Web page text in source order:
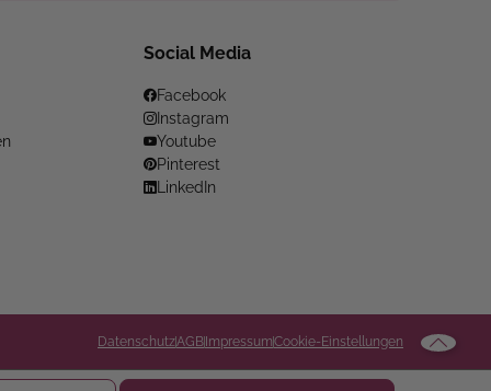
Social Media
Facebook
Instagram
Youtube
Pinterest
LinkedIn
DatenschutzAGB ImpressumCookie-Einstellungen